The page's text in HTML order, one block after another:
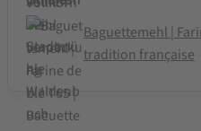
Baguettemehl |
tradition française